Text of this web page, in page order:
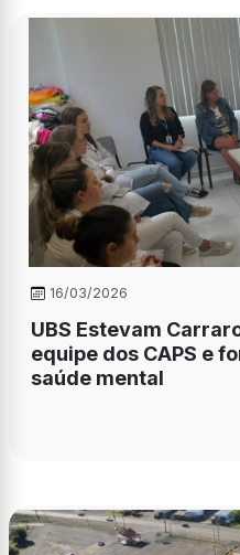
16/03/2026
UBS Estevam
equipe dos CAPS e
saúde mental